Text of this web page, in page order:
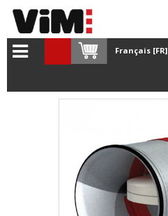
Français [FR]